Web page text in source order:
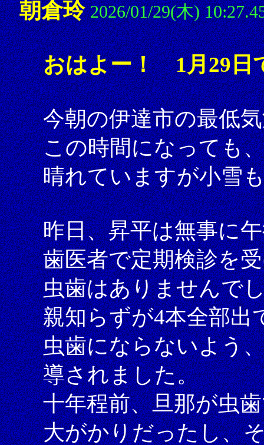
朝倉玲 2026/01/29(木)
おはよー！ 1月29日
今朝の伊達市の最低
この時間になっても
晴れていますが小雪
昨日、昇平は無事に
歯医者で定期検診を
虫歯はありませんで
親知らずが4本全部出
虫歯にならないよう
導されました。
十年程前、旦那が虫
大がかりだったし、